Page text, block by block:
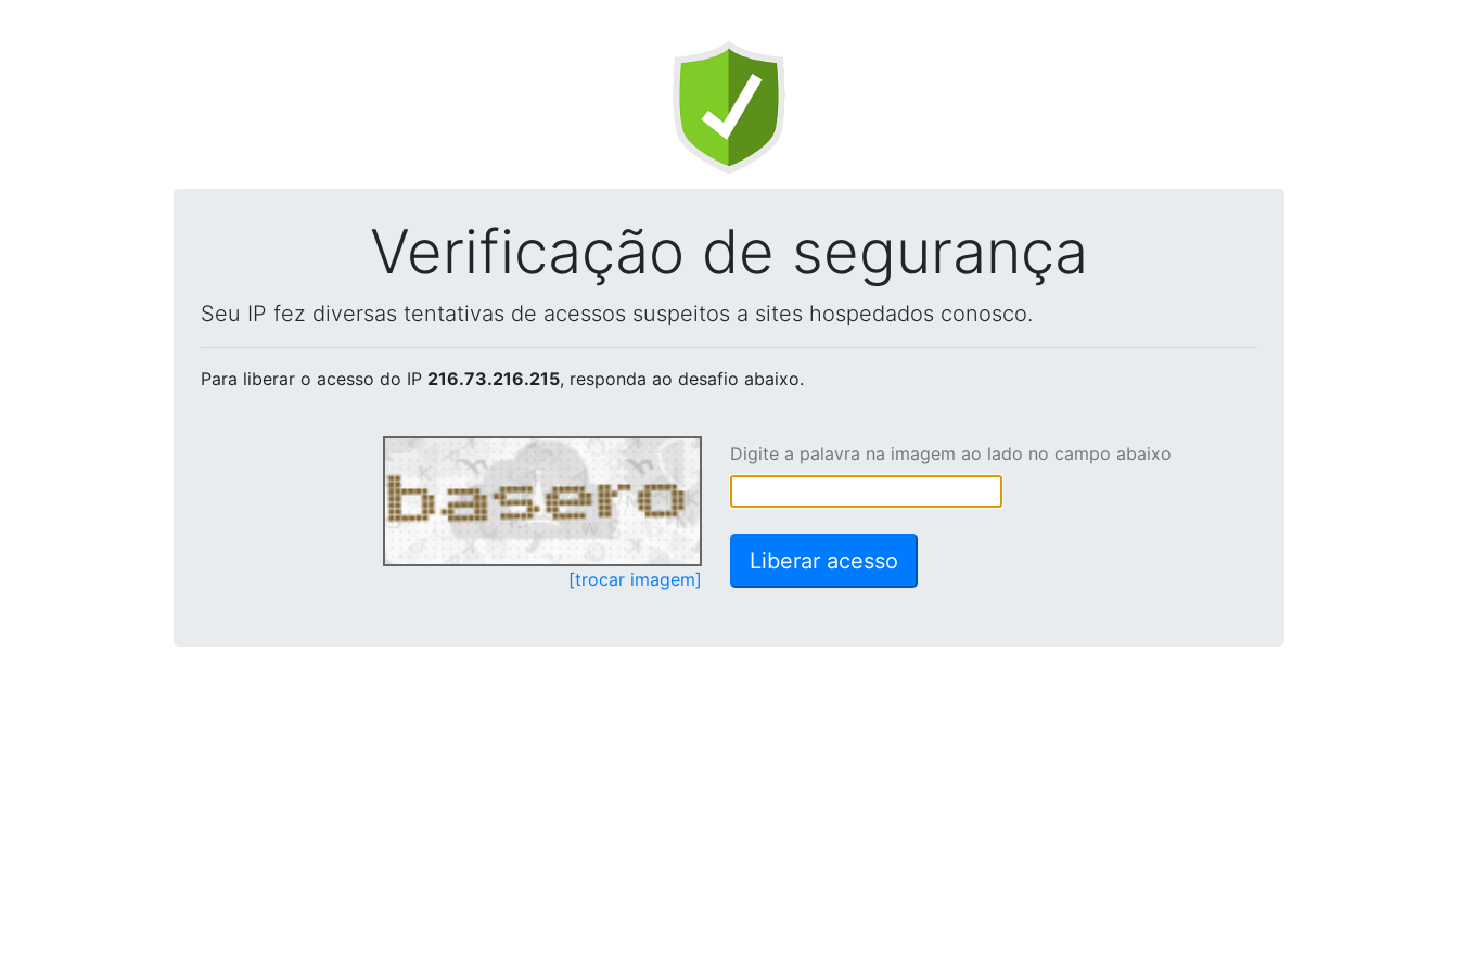
Verificação de segurança
Seu IP fez diversas tentativas de acessos suspeitos a sites hospedados conosco.
Para liberar o acesso do IP 216.73.216.215, responda ao desafio abaixo.
[trocar imagem]
Digite a palavra na imagem ao lado no campo abaixo